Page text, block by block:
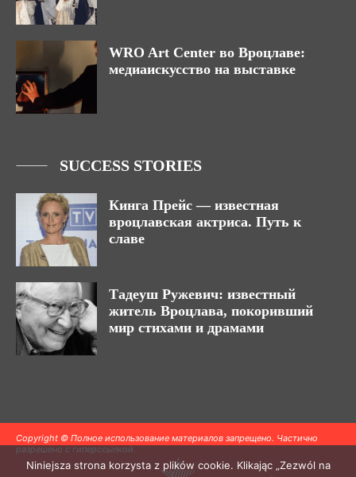
WRO Art Center во Вроцлаве:
медиаискусство на выставке
SUCCESS STORIES
Кинга Прейс — известная
вроцлавская актриса. Путь к
славе
Тадеуш Ружевич: известный
житель Вроцлава, покоривший
мир стихами и драмами
Copyright © Полное использование материалов запрещено. Частично
разрешено с гиперссылкой.
Niniejsza strona korzysta z plików cookie. Klikając „Zezwól na